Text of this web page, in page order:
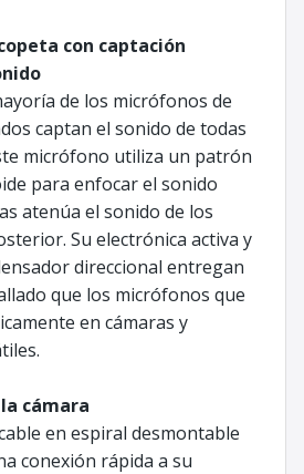
con captación
de los micrófonos de
captan el sonido de todas
micrófono utiliza un patrón
para enfocar el sonido
atenúa el sonido de los
Su electrónica activa y
direccional entregan
que los micrófonos que
en cámaras y
cámara
en espiral desmontable
conexión rápida a su